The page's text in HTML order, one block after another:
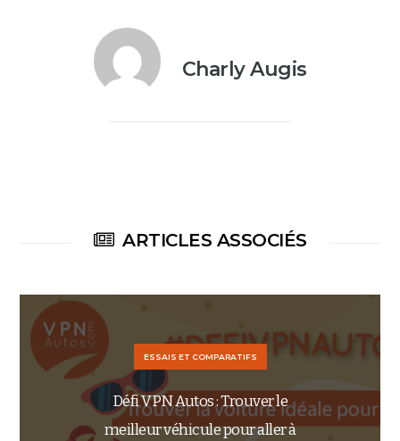
Charly Augis
ARTICLES ASSOCIÉS
ESSAIS ET COMPARATIFS
Défi VPN Autos : Trouver le
meilleur véhicule pour aller à